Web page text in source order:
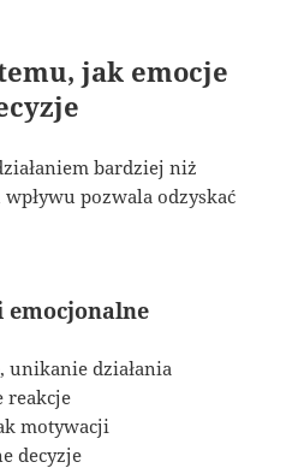
jak emocje
bardziej niż
pozwala odzyskać
emocjonalne
unikanie działania
reakcje
motywacji
decyzje